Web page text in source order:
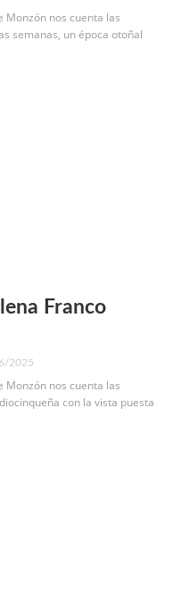
Monzón nos cuenta las
semanas, un época otoñal
Franco
2025
Monzón nos cuenta las
con la vista puesta